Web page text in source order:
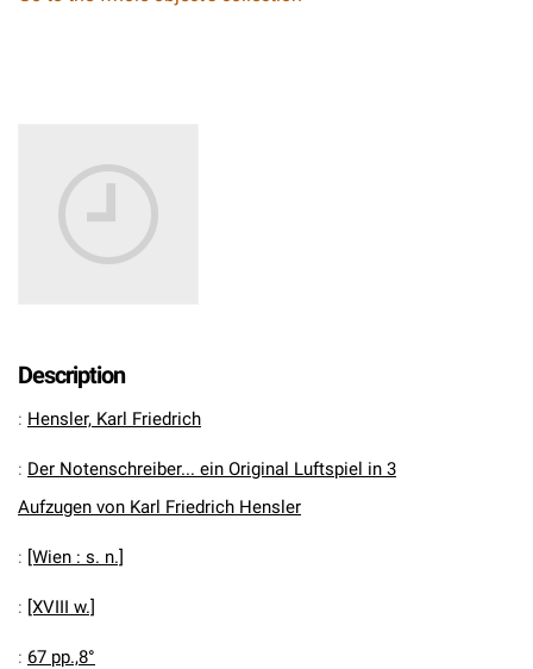
Description
: Hensler, Karl Friedrich
: Der Notenschreiber... ein Original Luftspiel in 3
Aufzugen von Karl Friedrich Hensler
: [Wien : s. n.]
: [XVIII w.]
: 67 pp.,8°